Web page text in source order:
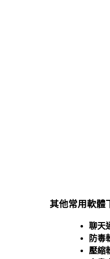
其他常用軟體
聊天
防毒
壓縮